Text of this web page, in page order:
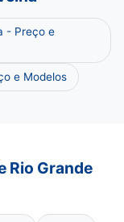
- Preço e
e Modelos
Rio Grande